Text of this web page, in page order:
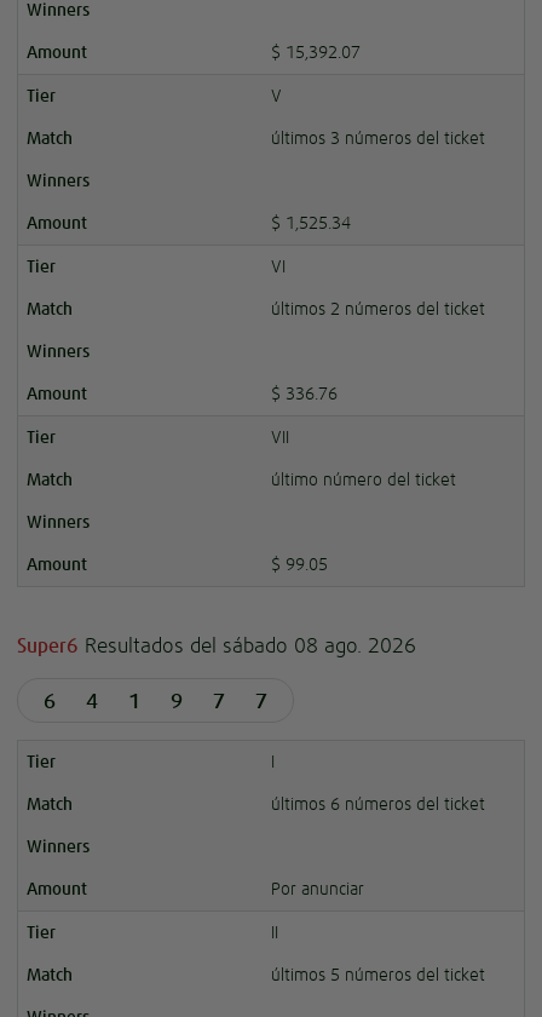
$ 15,392.07
V
últimos 3 números del ticket
$ 1,525.34
VI
últimos 2 números del ticket
$ 336.76
VII
último número del ticket
$ 99.05
Super6 Resultados del sábado 08 ago. 2026
6 4 1 9 7 7
I
últimos 6 números del ticket
Por anunciar
II
últimos 5 números del ticket